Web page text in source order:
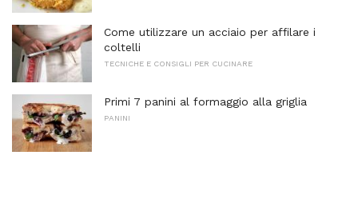
Come utilizzare un acciaio per affilare i
coltelli
TECNICHE E CONSIGLI PER CUCINARE
Primi 7 panini al formaggio alla griglia
PANINI